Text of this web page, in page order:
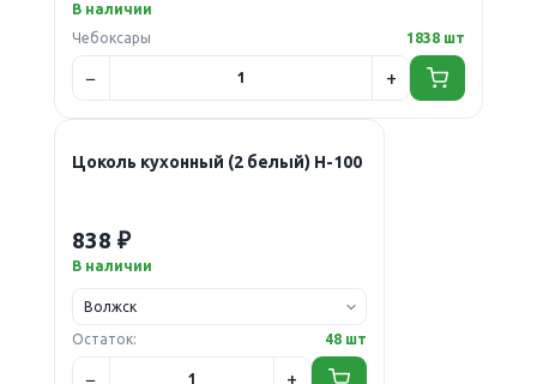
В наличии
Чебоксары
1838 шт
Цоколь кухонный (2 белый) Н-100
838 ₽
В наличии
Остаток: 48 шт